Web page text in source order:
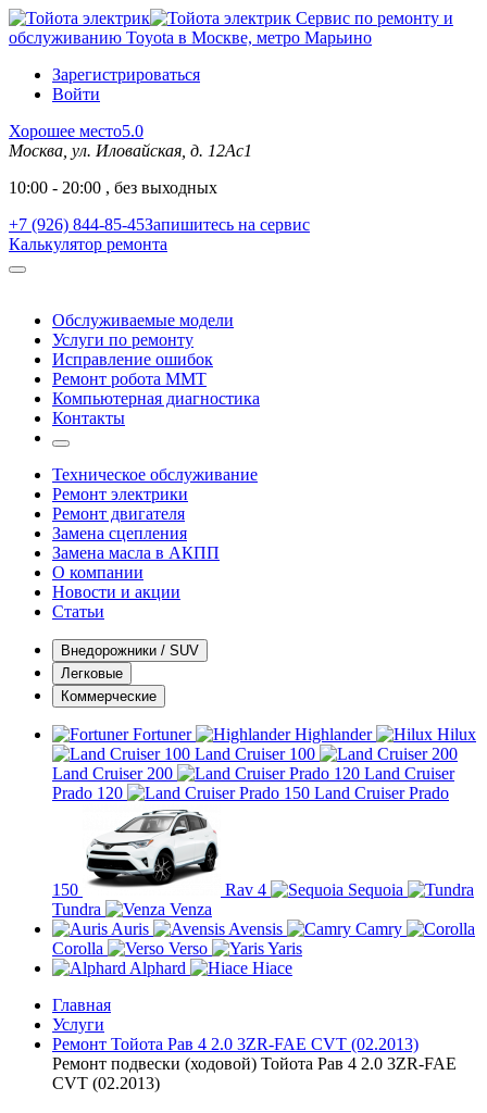
Сервис по ремонту и
обслуживанию Toyota в Москве, метро Марьино
Зарегистрироваться
Войти
Хорошее место5.0
Москва, ул. Иловайская, д. 12Ас1
10:00 - 20:00 , без выходных
+7 (926) 844-85-45Запишитесь на сервис
Калькулятор ремонта
Обслуживаемые модели
Услуги по ремонту
Исправление ошибок
Ремонт робота MMT
Компьютерная диагностика
Контакты
Техническое обслуживание
Ремонт электрики
Ремонт двигателя
Замена сцепления
Замена масла в АКПП
О компании
Новости и акции
Статьи
Внедорожники / SUV
Легковые
Коммерческие
Fortuner Highlander
Hilux
Land Cruiser 100
Land Cruiser 200
Land Cruiser
Prado 120
Land Cruiser Prado
150 Rav 4
Sequoia
Tundra
Venza
Auris
Avensis
Camry
Corolla
Verso
Yaris
Alphard
Hiace
Главная
Услуги
Ремонт Тойота Рав 4 2.0 3ZR-FAE CVT (02.2013)
Ремонт подвески (ходовой) Тойота Рав 4 2.0 3ZR-FAE
CVT (02.2013)